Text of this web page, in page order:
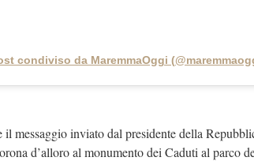
condiviso da MaremmaOggi
il messaggio inviato dal presidente della
d’alloro al monumento dei Caduti al parco